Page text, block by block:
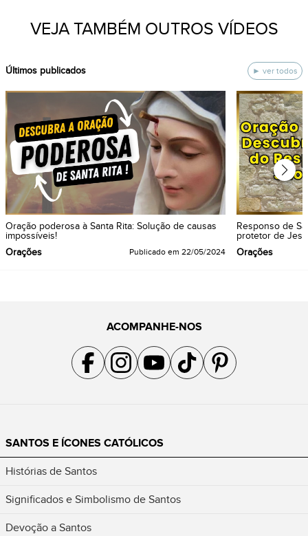
VEJA TAMBÉM OUTROS VÍDEOS
ÚItimos publicados ver todos
Oração poderosa à Santa Rita: Solução de causas
impossíveis!
Orações
Publicado em 22/05/2024
Responso de
protetor de
Orações
ACOMPANHE-NOS
Acompanhe a gente no Facebook
Acompanhe a gente no Instagram
Acompanhe a gente no YouTube
Acompanhe a gente no TikTok
Acompanhe a gente no
SANTOS E ÍCONES CATÓLICOS
Histórias de Santos
Significados e Simbolismo de Santos
Devoção a Santos